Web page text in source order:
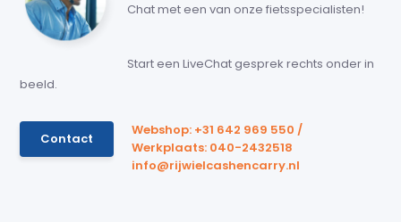
Chat met een van onze fietsspecialisten!
Start een LiveChat gesprek rechts onder in
beeld.
Contact
Webshop: +31 642 969 550 /
Werkplaats: 040-2432518
info@rijwielcashencarry.nl